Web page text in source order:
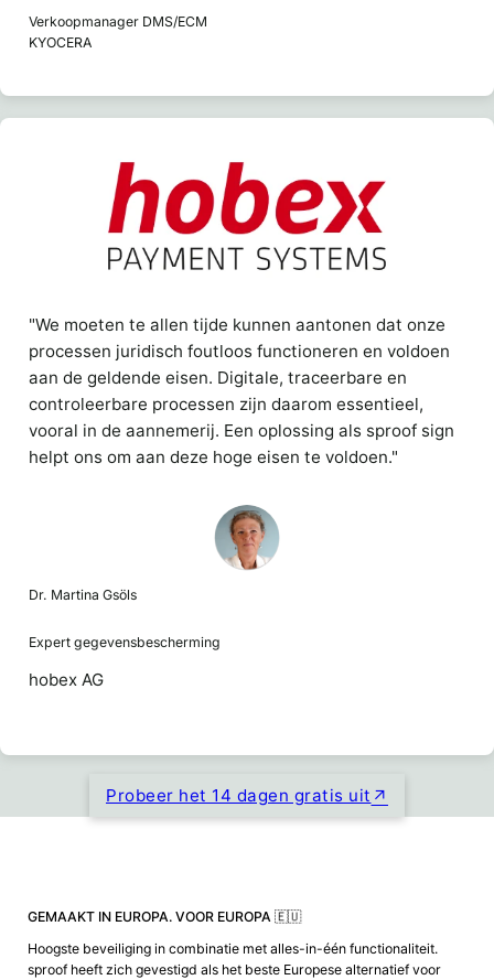
Verkoopmanager DMS/ECM
KYOCERA
"We moeten te allen tijde kunnen aantonen dat onze
processen juridisch foutloos functioneren en voldoen
aan de geldende eisen. Digitale, traceerbare en
controleerbare processen zijn daarom essentieel,
vooral in de aannemerij. Een oplossing als sproof sign
helpt ons om aan deze hoge eisen te voldoen."
Dr. Martina Gsöls
Expert gegevensbescherming
hobex AG
Probeer het 14 dagen gratis uit
GEMAAKT IN EUROPA. VOOR EUROPA 🇪🇺
Hoogste beveiliging in combinatie met alles-in-één functionaliteit.
sproof heeft zich gevestigd als het beste Europese alternatief voor